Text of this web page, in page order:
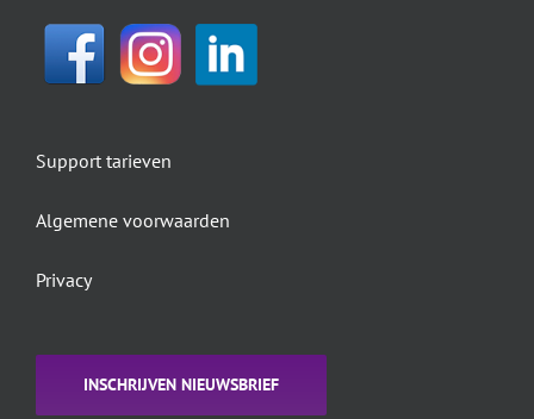
Support tarieven
Algemene voorwaarden
Privacy
INSCHRIJVEN NIEUWSBRIEF